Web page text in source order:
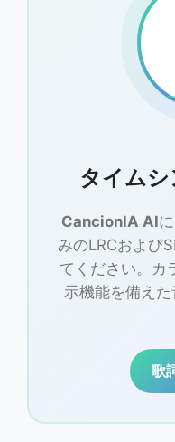
タイム
CancionIA AI
みのLRCおよび
てください。カ
示機能を備え
歌